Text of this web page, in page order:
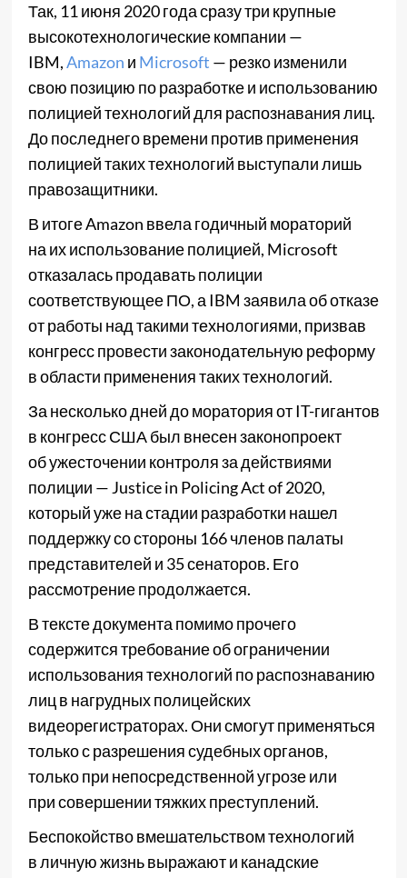
Так, 11 июня 2020 года сразу три крупные
высокотехнологические компании —
IBM,Amazon и Microsoft — резко изменили
свою позицию по разработке и использованию
полицией технологий для распознавания лиц.
До последнего времени против применения
полицией таких технологий выступали лишь
правозащитники.
В итоге Amazon ввела годичный мораторий
на их использование полицией, Microsoft
отказалась продавать полиции
соответствующее ПО, а IBM заявила об отказе
от работы над такими технологиями, призвав
конгресс провести законодательную реформу
в области применения таких технологий.
За несколько дней до моратория от IT-гигантов
в конгресс США был внесен законопроект
об ужесточении контроля за действиями
полиции — Justice in Policing Act of 2020,
который уже на стадии разработки нашел
поддержку со стороны 166 членов палаты
представителей и 35 сенаторов. Его
рассмотрение продолжается.
В тексте документа помимо прочего
содержится требование об ограничении
использования технологий по распознаванию
лиц в нагрудных полицейских
видеорегистраторах. Они смогут применяться
только с разрешения судебных органов,
только при непосредственной угрозе или
при совершении тяжких преступлений.
Беспокойство вмешательством технологий
в личную жизнь выражают и канадские